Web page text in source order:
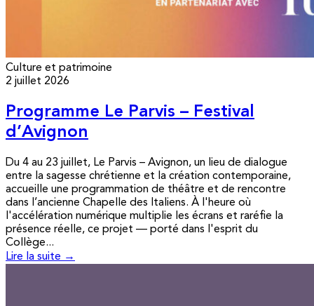
Culture et patrimoine
2 juillet 2026
Programme Le Parvis – Festival
d’Avignon
Du 4 au 23 juillet, Le Parvis – Avignon, un lieu de dialogue
entre la sagesse chrétienne et la création contemporaine,
accueille une programmation de théâtre et de rencontre
dans l’ancienne Chapelle des Italiens. À l'heure où
l'accélération numérique multiplie les écrans et raréfie la
présence réelle, ce projet — porté dans l'esprit du
Collège...
Lire la suite →